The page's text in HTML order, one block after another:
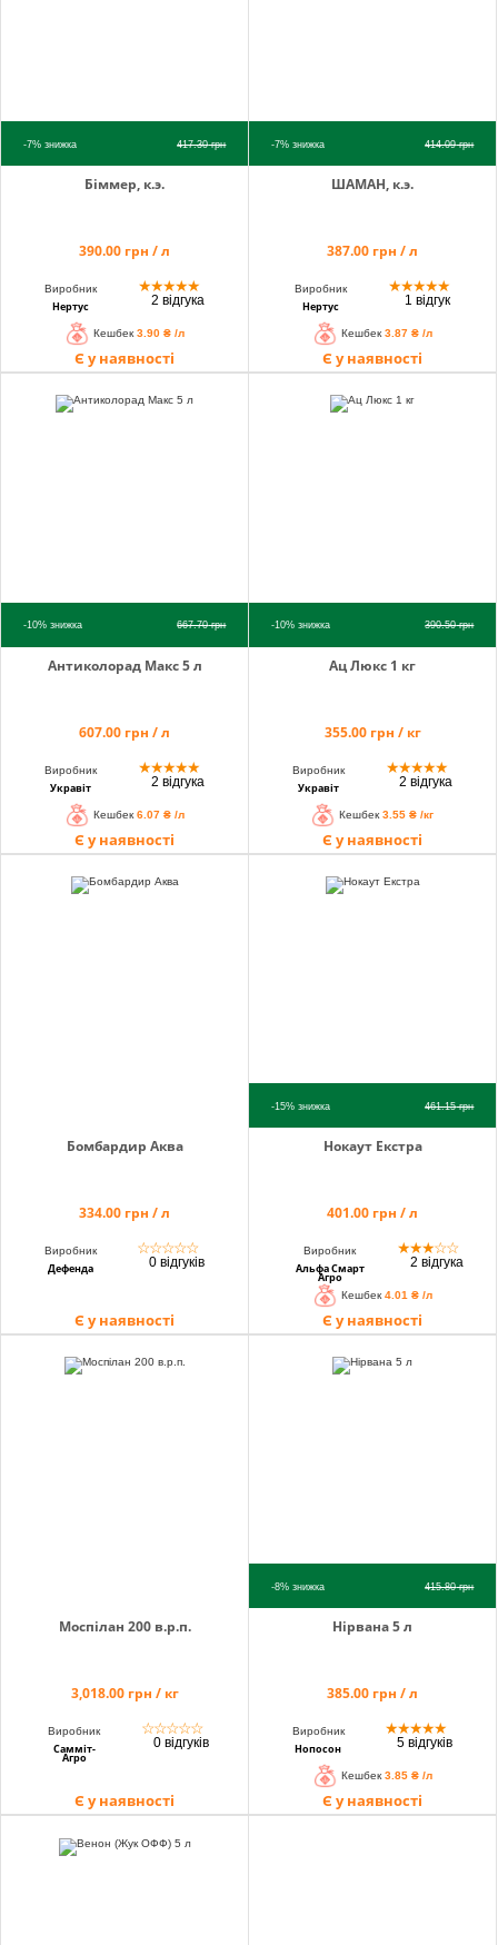
-7%знижка 417.30грн
Біммер, к.э.
390.00 грн / л
Виробник
Нертус
★★★★★
2 відгука
Кешбек 3.90 ₴ /л
Є у наявності
-7%знижка 414.09грн
ШАМАН, к.э.
387.00 грн / л
Виробник
Нертус
★★★★★
1 відгук
Кешбек 3.87 ₴ /л
Є у наявності
-10%знижка 667.70грн
Антиколорад Макс 5 л
607.00 грн / л
Виробник
Укравіт
★★★★★
2 відгука
Кешбек 6.07 ₴ /л
Є у наявності
-10%знижка 390.50грн
Ац Люкс 1 кг
355.00 грн / кг
Виробник
Укравіт
★★★★★
2 відгука
Кешбек 3.55 ₴ /кг
Є у наявності
Бомбардир Аква
334.00 грн / л
Виробник
Дефенда
☆☆☆☆☆
0 відгуків
Є у наявності
-15%знижка 461.15грн
Нокаут Екстра
401.00 грн / л
Виробник
Альфа Смарт
Агро
★★★☆☆
2 відгука
Кешбек 4.01 ₴ /л
Є у наявності
Моспілан 200 в.р.п.
3,018.00 грн / кг
Виробник
Самміт-
Агро
☆☆☆☆☆
0 відгуків
Є у наявності
-8%знижка 415.80грн
Нірвана 5 л
385.00 грн / л
Виробник
Нопосон
★★★★★
5 відгуків
Кешбек 3.85 ₴ /л
Є у наявності